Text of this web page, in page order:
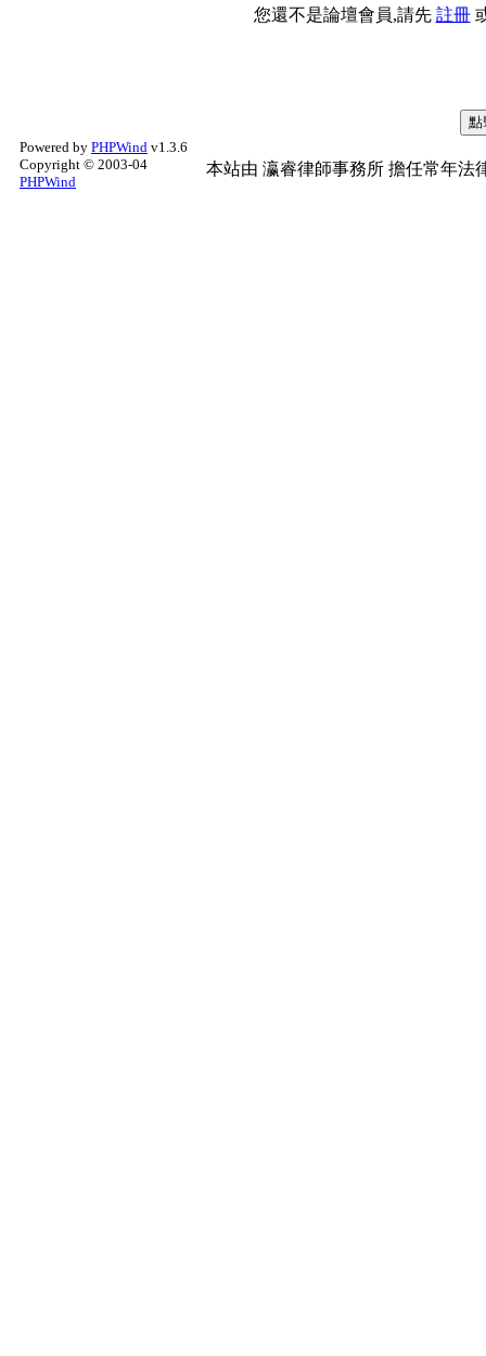
您還不是論壇會員,請先 註冊
Powered by PHPWind v1.3.6
Copyright © 2003-04
PHPWind
本站由 瀛睿律師事務所 擔任常年法